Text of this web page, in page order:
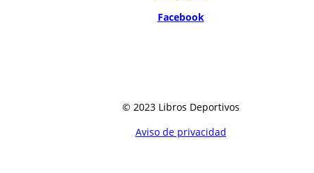
Facebook
© 2023 Libros Deportivos
Aviso de privacidad